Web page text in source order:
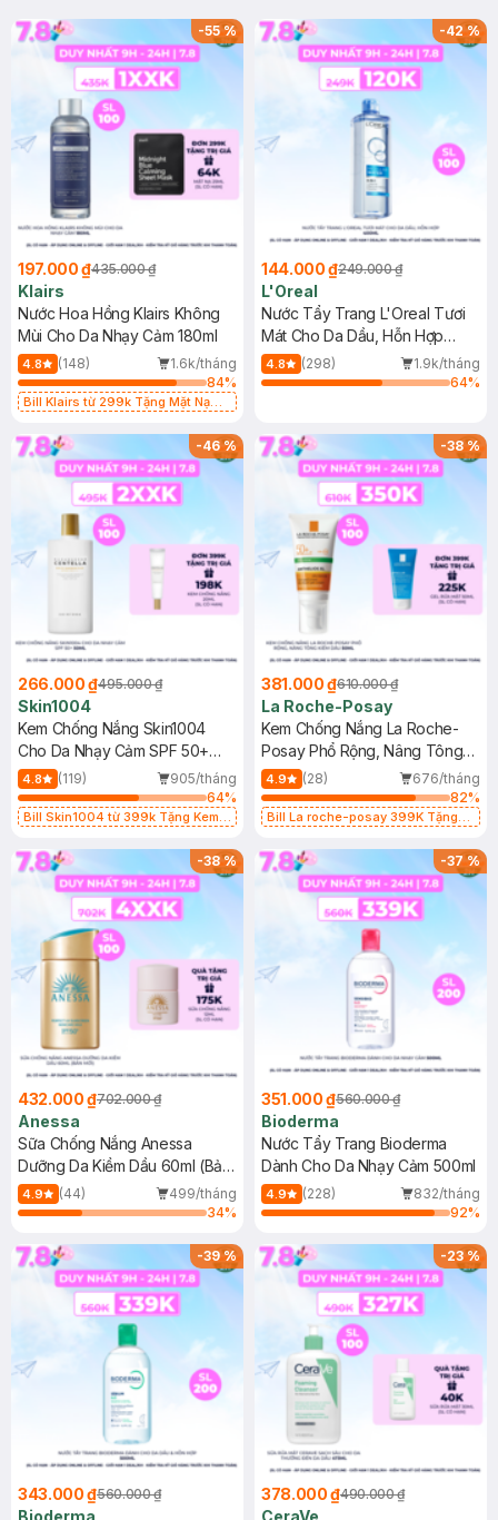
-55%
197.000 ₫435.000 ₫
Klairs
Nước Hoa Hồng Klairs Không
Mùi Cho Da Nhạy Cảm 180ml
4.8 (148)
1.6k/tháng
84%
Bill Klairs từ 299k Tặng Mặt Nạ
25ml (SL Có Hạn)
-42%
144.000 ₫249.000 ₫
L'Oreal
Nước Tẩy Trang L'Oreal Tươi
Mát Cho Da Dầu, Hỗn Hợp
400ml
4.8 (298)
1.9k/tháng
64%
-46%
266.000 ₫495.000 ₫
Skin1004
Kem Chống Nắng Skin1004
Cho Da Nhạy Cảm SPF 50+
50ml
4.8 (119)
905/tháng
64%
Bill Skin1004 từ 399k Tặng Kem
SPF 50+ 20ml (SL Có Hạn)
-38%
381.000 ₫610.000 ₫
La Roche-Posay
Kem Chống Nắng La Roche-
Posay Phổ Rộng, Nâng Tông
Kiềm Dầu 50ml
4.9 (28)
676/tháng
82%
Bill La roche-posay 399K Tặng
(SL có hạn)
-38%
432.000 ₫702.000 ₫
Anessa
Sữa Chống Nắng Anessa
Dưỡng Da Kiềm Dầu 60ml (Bản
Mới)
4.9 (44)
499/tháng
34%
-37%
351.000 ₫560.000 ₫
Bioderma
Nước Tẩy Trang Bioderma
Dành Cho Da Nhạy Cảm 500ml
4.9 (228)
832/tháng
92%
-39%
343.000 ₫560.000 ₫
Bioderma
-23%
378.000 ₫490.000 ₫
CeraVe